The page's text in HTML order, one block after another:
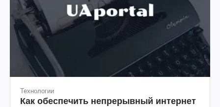
Технологии
Как обеспечить непрерывный интернет